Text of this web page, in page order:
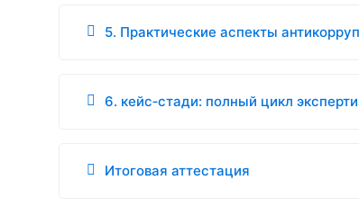
5. Практические аспекты
6. кейс‑стади: полный цикл
Итоговая аттестация